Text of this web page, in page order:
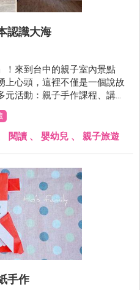
認識大海
！來到台中的親子室內景點
上心頭，這裡不僅是一個說故
元活動：親子手作課程、講
爸媽與孩子的心靠得更近，用
的故事！
閱讀 、 嬰幼兒 、 親子旅遊
手作